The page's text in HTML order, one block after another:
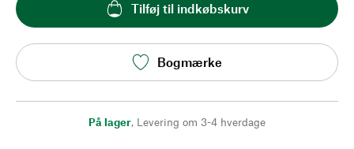
Tilføj til indkøbskurv
Bogmærke
På lager, Levering om 3-4 hverdage